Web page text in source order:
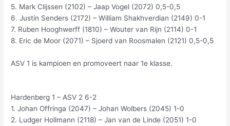
5. Mark Clijssen (2102) – Jaap Vogel (2072) 0,5-0,5
6. Justin Senders (2172) – William Shakhverdian (2149) 0-1
7. Ruben Hooghwerff (1810) – Wouter van Rijn (2114) 0-1
8. Eric de Moor (2071) – Sjoerd van Roosmalen (2121) 0,5-0,5
ASV 1 is kampioen en promoveert naar 1e klasse.
Hardenberg 1 – ASV 2 6-2
1. Johan Offringa (2047) – Johan Wolbers (2045) 1-0
2. Ludger Hollmann (2118) – Jan van de Linde (2051) 1-0